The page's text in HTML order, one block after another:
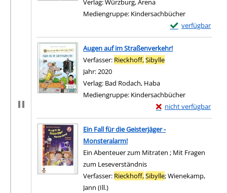
Verlag:Würzburg, Arena
Mediengruppe: Kindersachbücher
verfügbar
Exemplar-Details
Zum Download
Augen auf im Straßenverkehr!
Verfasser: Rieckhoff,Sibylle
Jahr:2020
Verlag: Bad Rodach, Haba
Mediengruppe: Kindersachbücher
nicht verfügbar
Exemplar-Details von
Zum Download von
Ein Fall für die Geisterjäger -
Monsteralarm!
Ein Abenteuer zum Mitraten ; Mit Fragen
zum Leseverständnis
Verfasser: Rieckhoff,Sibylle;Wienekamp,
Jann (Ill.)